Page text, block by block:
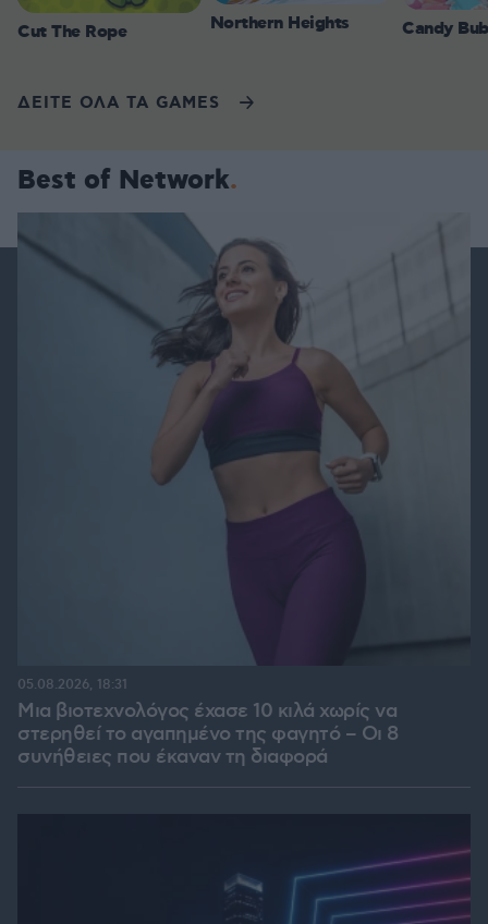
Cut The Rope Northern Heights Candy
ΔΕΙΤΕ ΟΛΑ ΤΑ GAMES
Best of Network
Μια βιοτεχνολόγος έχασε 10 κιλά χωρίς να
στερηθεί το αγαπημένο της φαγητό – Οι 8
συνήθειες που έκαναν τη διαφορά
05.08.2026, 18:31